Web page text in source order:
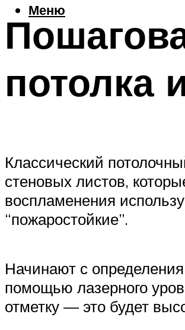
Меню
потолка
Классический
стеновых листов,
воспламенения
“пожаростойкие”.
Начинают с
помощью лазерного
отметку — это будет